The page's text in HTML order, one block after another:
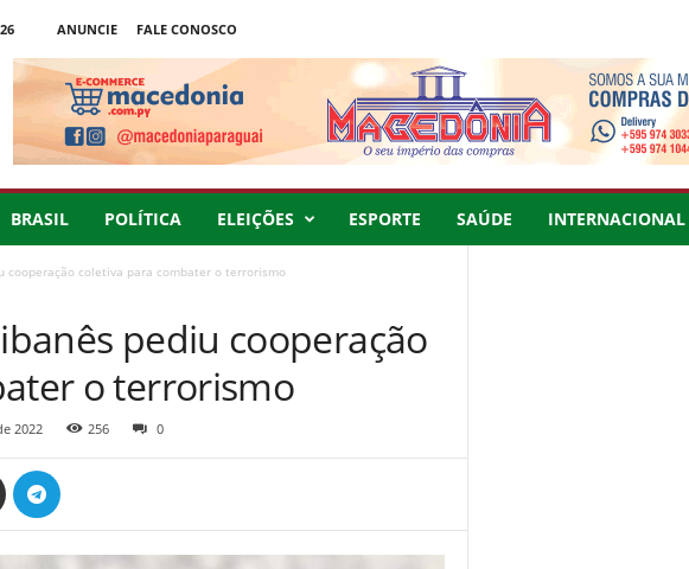
ANUNCIE
FALE CONOSCO
BRASIL POLÍTICA ELEIÇÕES ESPORTE SAÚDE INTERNACIONAL
cooperação coletiva para combater o terrorismo
pediu cooperação
o terrorismo
2022 256 0